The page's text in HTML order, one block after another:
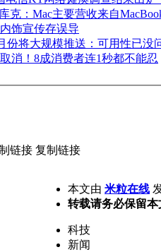
克：Mac主要营收来自
饰宣传存误导
份将大规模推送：可用性已没
消！8成消费者连1秒都不能忍
链接 复制链接
本文由 米粒在线
转载请务必保留本
科技
新闻